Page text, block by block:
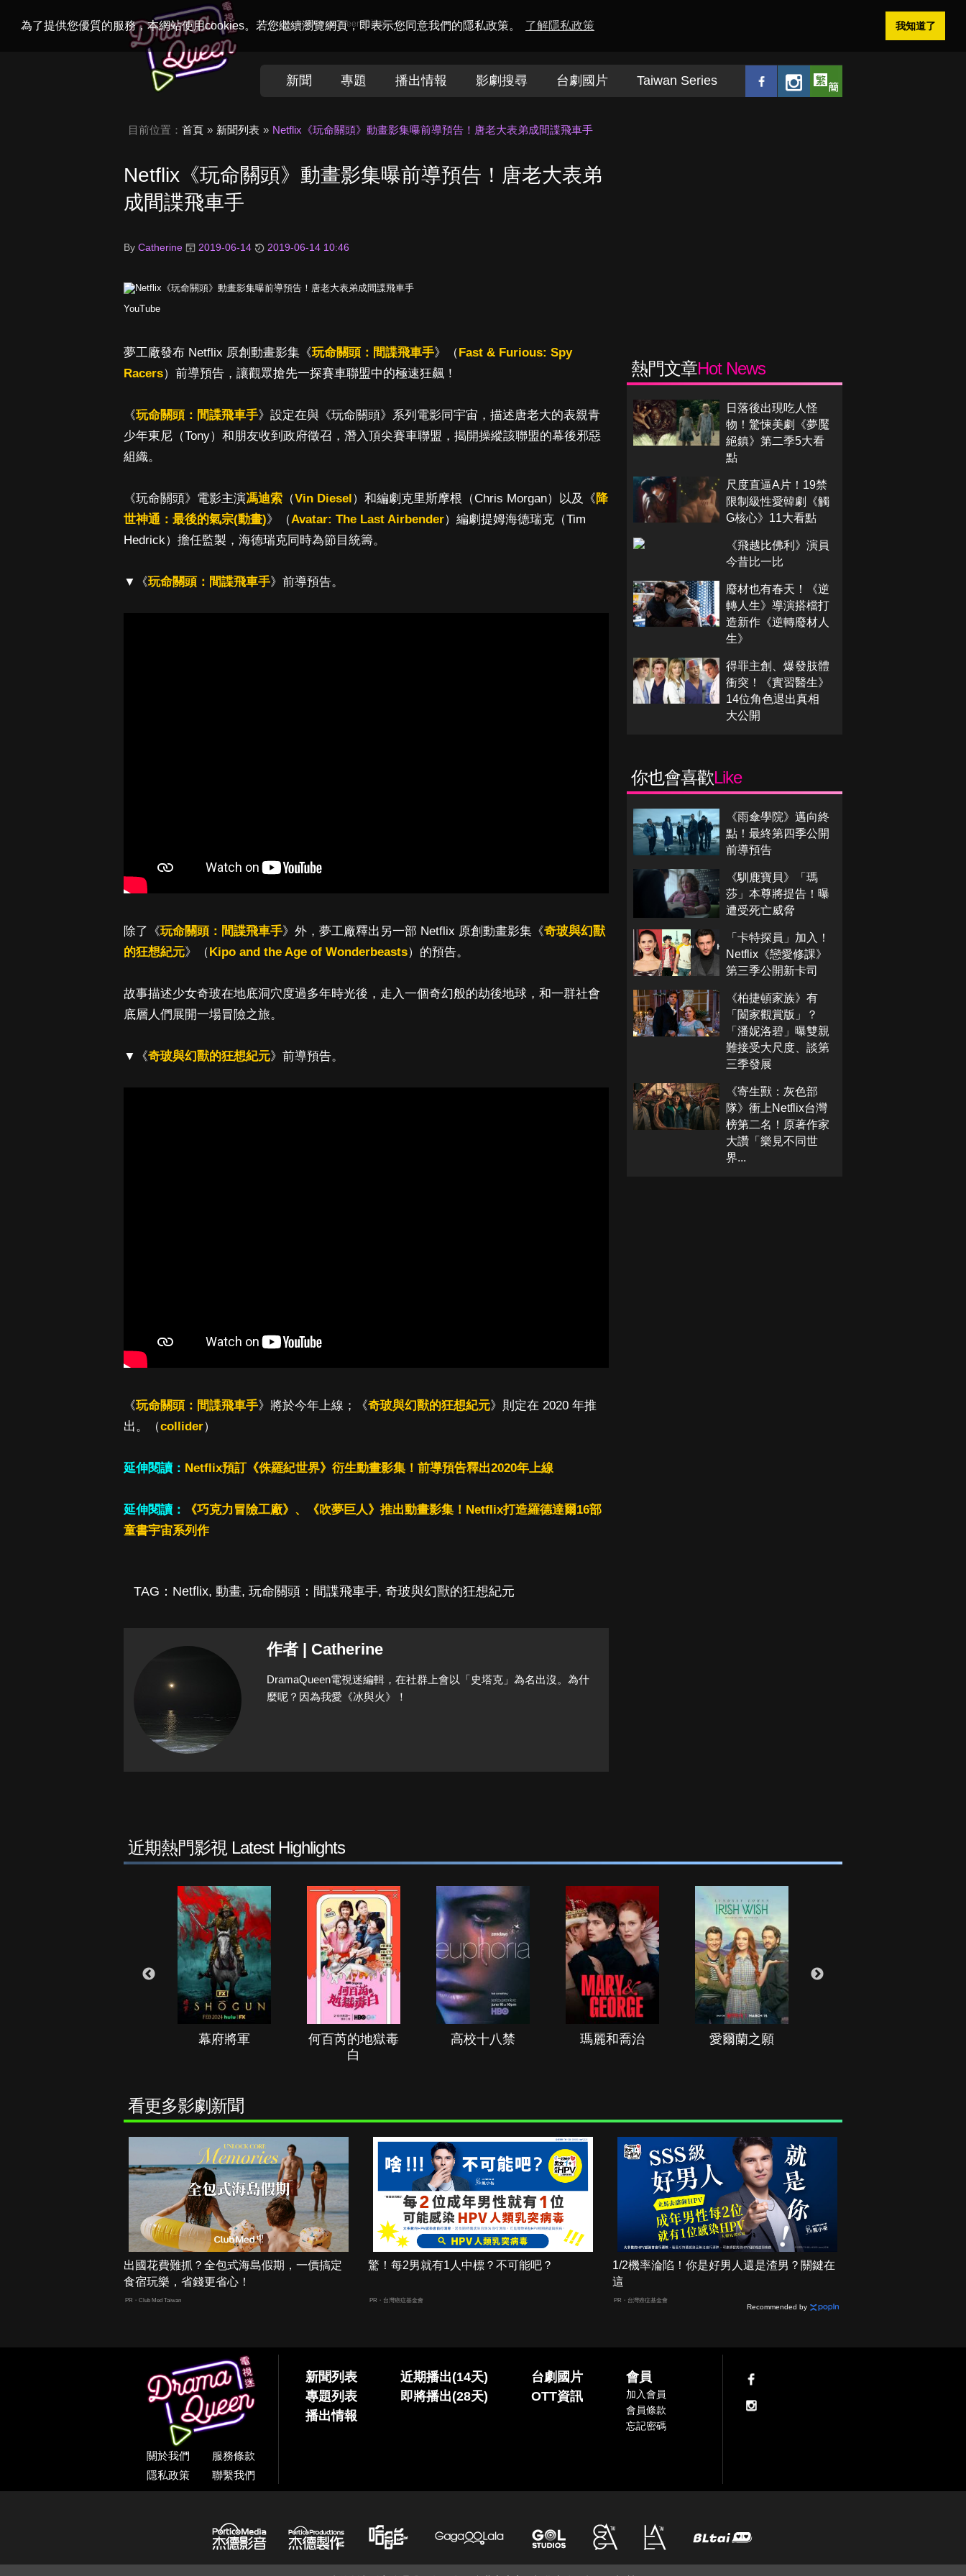
為了提供您優質的服務，本網站使用cookies。若您繼續瀏覽網頁，即表示您同意我們的隱私政策。 了解隱私政策 我知道了
Welcome toDramaQueen電視迷
新聞 專題 播出情報 影劇搜尋 台劇國片 Taiwan Series
目前位置： 首頁 新聞列表 Netflix《玩命關頭》動畫影集曝前導預告！唐老大表弟成間諜飛車手
Netflix《玩命關頭》動畫影集曝前導預告！唐老大表弟
成間諜飛車手
By Catherine 2019-06-14 2019-06-14 10:46
YouTube
夢工廠發布 Netflix 原創動畫影集《玩命關頭：間諜飛車手》（Fast & Furious: Spy
Racers）前導預告，讓觀眾搶先一探賽車聯盟中的極速狂飆！
《玩命關頭：間諜飛車手》設定在與《玩命關頭》系列電影同宇宙，描述唐老大的表親青
少年東尼（Tony）和朋友收到政府徵召，潛入頂尖賽車聯盟，揭開操縱該聯盟的幕後邪惡
組織。
《玩命關頭》電影主演馮迪索 （Vin Diesel）和編劇克里斯摩根（Chris Morgan）以及《降
世神通：最後的氣宗(動畫)》（Avatar: The Last Airbender）編劇提姆海德瑞克（Tim
Hedrick）擔任監製，海德瑞克同時為節目統籌。
▼《玩命關頭：間諜飛車手》前導預告。
除了《玩命關頭：間諜飛車手》外，夢工廠釋出另一部 Netflix 原創動畫影集《奇玻與幻獸
的狂想紀元》（Kipo and the Age of Wonderbeasts）的預告。
故事描述少女奇玻在地底洞穴度過多年時光後，走入一個奇幻般的劫後地球，和一群社會
底層人們展開一場冒險之旅。
▼《奇玻與幻獸的狂想紀元》前導預告。
《玩命關頭：間諜飛車手》將於今年上線；《奇玻與幻獸的狂想紀元》則定在 2020 年推
出。（collider）
延伸閱讀： Netflix預訂《侏羅紀世界》衍生動畫影集！前導預告釋出2020年上線
延伸閱讀：
《巧克力冒險工廠》、《吹夢巨人》推出動畫影集！Netflix打造羅德達爾16部
童書宇宙系列作
TAG： Netflix, 動畫, 玩命關頭：間諜飛車手, 奇玻與幻獸的狂想紀元
作者 | Catherine
DramaQueen電視迷編輯，在社群上會以「史塔克」為名出沒。為什
麼呢？因為我愛《冰與火》！
熱門文章Hot News
日落後出現吃人怪
物！驚悚美劇《夢魘
絕鎮》第二季5大看
點
尺度直逼A片！19禁
限制級性愛韓劇《觸
G核心》11大看點
《飛越比佛利》演員
今昔比一比
廢材也有春天！《逆
轉人生》導演搭檔打
造新作《逆轉廢材人
生》
得罪主創、爆發肢體
衝突！《實習醫生》
14位角色退出真相
大公開
你也會喜歡Like
《雨傘學院》邁向終
點！最終第四季公開
前導預告
《馴鹿寶貝》「瑪
莎」本尊將提告！曝
遭受死亡威脅
「卡特探員」加入！
Netflix《戀愛修課》
第三季公開新卡司
《柏捷頓家族》有
「闔家觀賞版」？
「潘妮洛碧」曝雙親
難接受大尺度、談第
三季發展
《寄生獸：灰色部
隊》衝上Netflix台灣
榜第二名！原著作家
大讚「樂見不同世
界...
近期熱門影視 Latest Highlights
幕府將軍
何百芮的地獄毒
白
高校十八禁 瑪麗和喬治 愛爾蘭之願
看更多影劇新聞
出國花費難抓？全包式海島假期，一價搞定
食宿玩樂，省錢更省心！
PR・Club Med Taiwan
驚！每2男就有1人中標？不可能吧？
PR・台灣癌症基金會
1/2機率淪陷！你是好男人還是渣男？關鍵在
這
PR・台灣癌症基金會
Recommended by
關於我們
服務條款
隱私政策
聯繫我們
新聞列表
專題列表
播出情報
近期播出(14天)
即將播出(28天)
台劇國片
OTT資訊
會員
加入會員
會員條款
忘記密碼